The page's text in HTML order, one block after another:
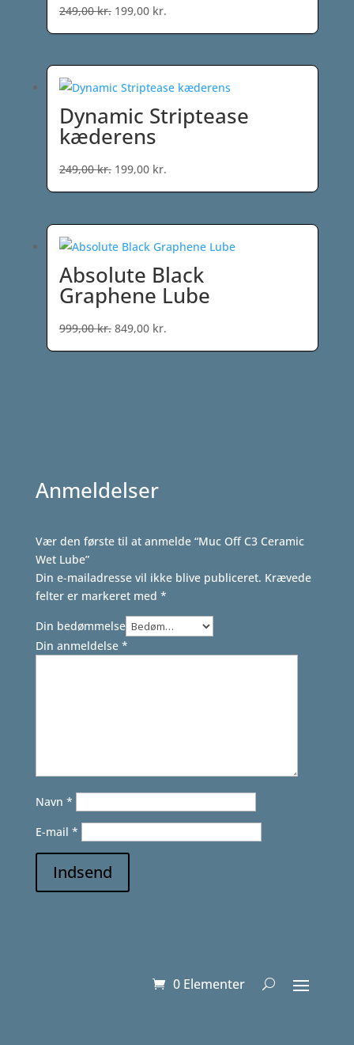
249,00kr. Den
oprindelige
249,00 kr..
199,00 kr.
aktuelle
199,00 kr..
Dynamic Striptease
kæderens
249,00kr. Den
oprindelige
249,00 kr..
199,00 kr.Den
aktuelle
199,00 kr..
Absolute Black
Graphene Lube
999,00kr. Den
oprindelige
849,00 kr.
aktuelle
Anmeldelser
Vær den første til at anmelde “Muc Off C3 Ceramic
Wet Lube”
Din e-mailadresse vil ikke blive publiceret. Krævede
felter er markeret med *
Din bedømmelse
Din anmeldelse *
Navn *
E-mail *
Indsend
0 Elementer